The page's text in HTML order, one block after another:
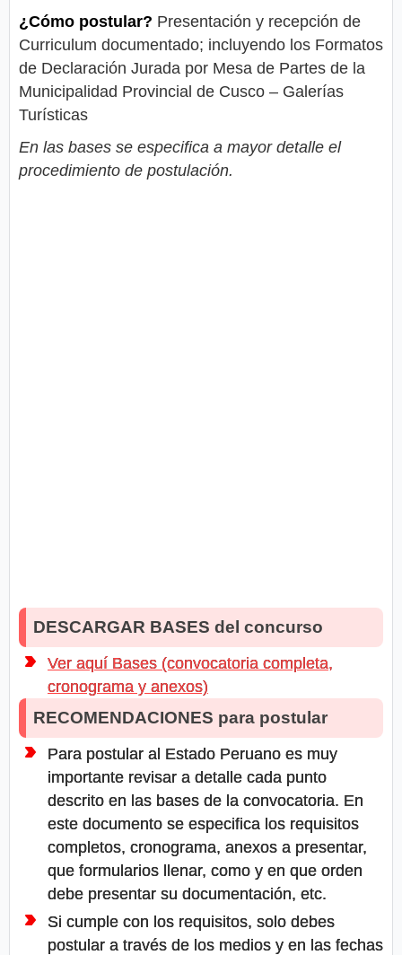
¿Cómo postular? Presentación y recepción de
Curriculum documentado; incluyendo los Formatos
de Declaración Jurada por Mesa de Partes de la
Municipalidad Provincial de Cusco – Galerías
Turísticas
En las bases se especifica a mayor detalle el
procedimiento de postulación.
DESCARGAR BASES del concurso
Ver aquí Bases (convocatoria completa,
cronograma y anexos)
RECOMENDACIONES para postular
Para postular al Estado Peruano es muy
importante revisar a detalle cada punto
descrito en las bases de la convocatoria. En
este documento se especifica los requisitos
completos, cronograma, anexos a presentar,
que formularios llenar, como y en que orden
debe presentar su documentación, etc.
Si cumple con los requisitos, solo debes
postular a través de los medios y en las fechas